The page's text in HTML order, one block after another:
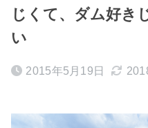
じくて、ダム好き
い
2015年5月19日